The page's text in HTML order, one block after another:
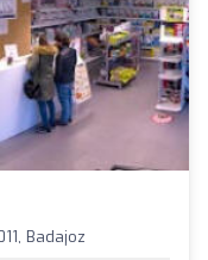
Badajoz